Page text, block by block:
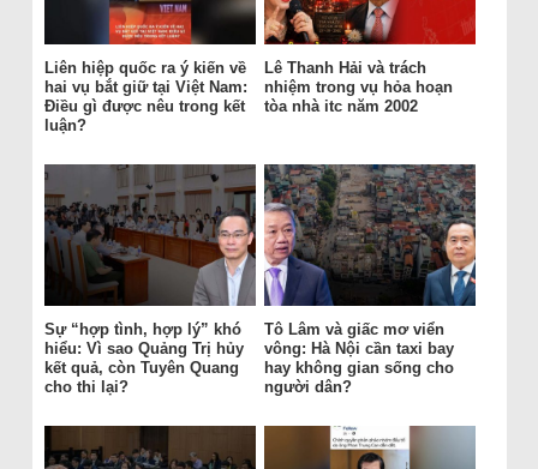
Liên hiệp quốc ra ý kiến về
hai vụ bắt giữ tại Việt Nam:
Điều gì được nêu trong kết
luận?
Lê Thanh Hải và trách
nhiệm trong vụ hỏa hoạn
tòa nhà itc năm 2002
Sự “hợp tình, hợp lý” khó
hiểu: Vì sao Quảng Trị hủy
kết quả, còn Tuyên Quang
cho thi lại?
Tô Lâm và giấc mơ viển
vông: Hà Nội cần taxi bay
hay không gian sống cho
người dân?